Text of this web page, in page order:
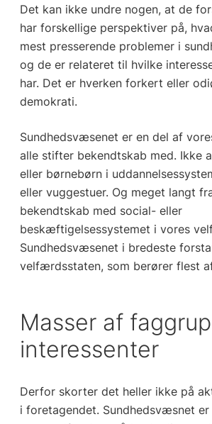
Det kan ikke undre nogen, at de
har forskellige perspektiver på,
mest presserende problemer i
og de er relateret til hvilke
har. Det er hverken forkert eller
demokrati.
Sundhedsvæsenet er en del af
alle stifter bekendtskab med. Ikke
eller børnebørn i
eller vuggestuer. Og meget langt
bekendtskab med social- eller
beskæftigelsessystemet i vores
Sundhedsvæsenet i bredeste
velfærdsstaten, som berører flest
Masser af
interessenter
Derfor skorter det heller ikke på
i foretagendet. Sundhedsvæsnet